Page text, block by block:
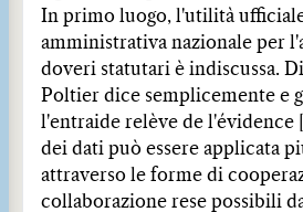
In primo luogo, l'utilità
amministrativa nazionale per
doveri statutari è indiscussa.
Poltier dice semplicemente e
l'entraide relève de l'évidence
dei dati può essere applicata
attraverso le forme di
collaborazione rese possibili